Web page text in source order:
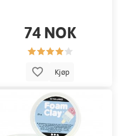
74 NOK
Kjøp